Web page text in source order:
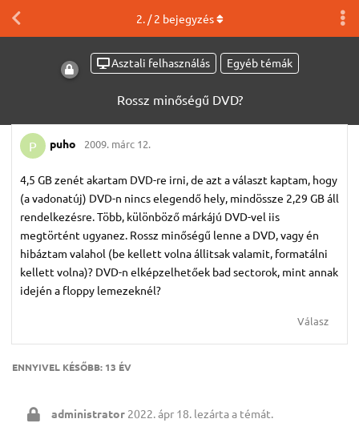
Asztali felhasználás Egyéb témák
Rossz minőségű DVD?
2. /2 bejegyzés
P puho 2009. márc 12.
4,5 GB zenét akartam DVD-re irni, de azt a választ kaptam, hogy
(a vadonatúj) DVD-n nincs elegendő hely, mindössze 2,29 GB áll
rendelkezésre. Több, különböző márkájú DVD-vel iis
megtörtént ugyanez. Rossz minőségű lenne a DVD, vagy én
hibáztam valahol (be kellett volna állitsak valamit, formatálni
kellett volna)? DVD-n elképzelhetőek bad sectorok, mint annak
idején a floppy lemezeknél?
Válasz
ENNYIVEL KÉSŐBB: 13 ÉV
administrator 2022. ápr 18. lezárta a témát.